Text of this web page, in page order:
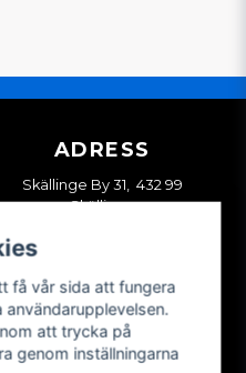
ADRESS
Skällinge By 31, 432 99
Skällinge
få vår sida att fungera
att trycka på
genom inställningarna